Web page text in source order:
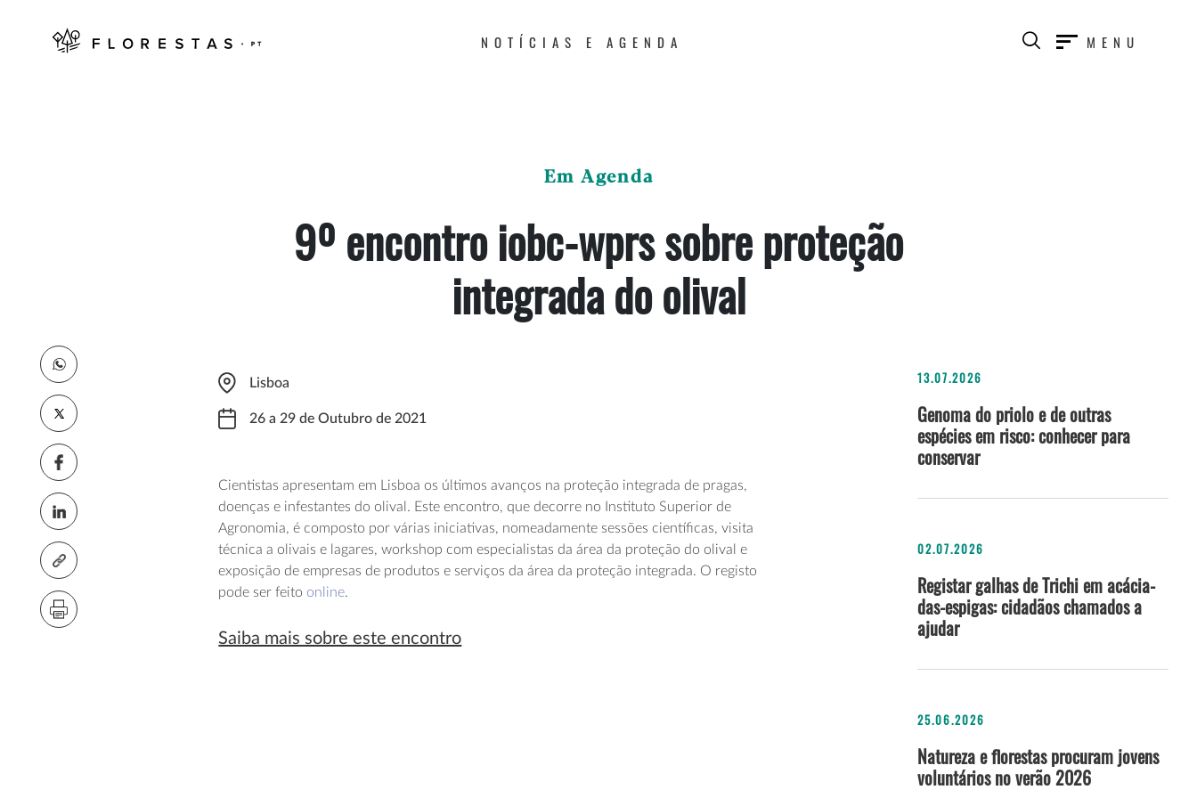
NOTÍCIAS E AGENDA MENU
Em Agenda
9º encontro iobc-wprs sobre proteção
integrada do olival
Lisboa
26 a 29 de Outubro de 2021
Cientistas apresentam em Lisboa os últimos avanços na proteção integrada de pragas,
doenças e infestantes do olival. Este encontro, que decorre no Instituto Superior de
Agronomia, é composto por várias iniciativas, nomeadamente sessões científicas, visita
técnica a olivais e lagares, workshop com especialistas da área da proteção do olival e
exposição de empresas de produtos e serviços da área da proteção integrada. O registo
pode ser feito online.
Saiba mais sobre este encontro
13.07.2026
Genoma do priolo e de outras
espécies em risco: conhecer para
conservar
02.07.2026
Registar galhas de Trichi em acácia-
das-espigas: cidadãos chamados a
ajudar
25.06.2026
Natureza e florestas procuram jovens
voluntários no verão 2026